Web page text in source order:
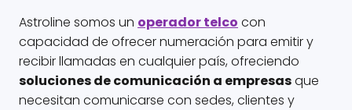
Astroline somos un operador telco con
capacidad de ofrecer numeración para emitir y
recibir llamadas en cualquier país, ofreciendo
soluciones de comunicación a empresasque
necesitan comunicarse con sedes, clientes y